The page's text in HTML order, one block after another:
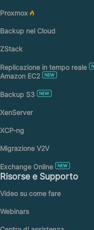
Proxmox
Backup nel Cloud
ZStack
Replicazione in tempo reale
Amazon EC2
Backup S3
XenServer
XCP-ng
Migrazione V2V
Exchange Online
Risorse e Supporto
Video su come fare
Webinars